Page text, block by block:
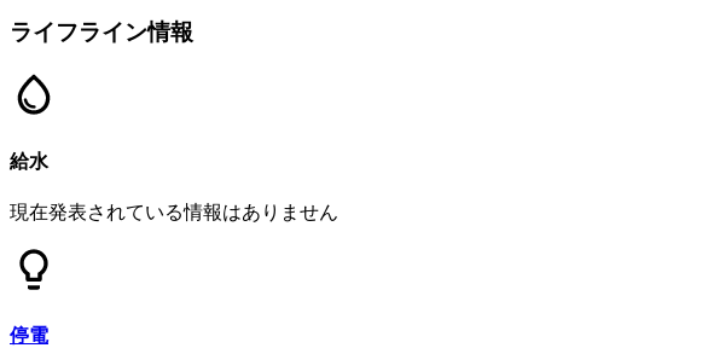
ライフライン情報
給水
現在発表されている情報はありません
停電